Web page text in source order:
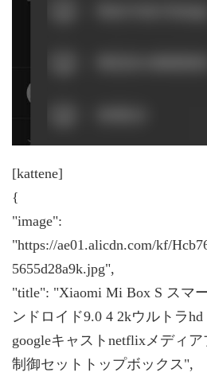
[kattene]
{
"image":
"https://ae01.alicdn.com/kf/
5655d28a9k.jpg",
"title": "Xiaomi Mi Box S スマ
ンドロイド9.0 4 2kウルトラ
googleキャストnetflixメディ
制御セットトップボックス",